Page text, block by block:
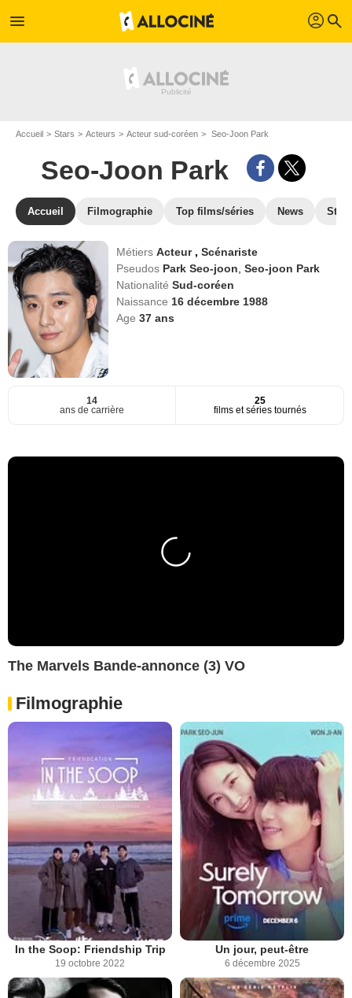
menu profil search
Accueil Stars Acteurs Acteur sud-coréen Seo-Joon Park
Seo-Joon Park
Accueil Filmographie Top films/séries News
MétiersActeur ,Scénariste
Pseudos Park Seo-joon ,Seo-joon Park
NationalitéSud-coréen
Naissance 16 décembre 1988
Age37 ans
14
ans de carrière
25
films et séries tournés
The Marvels Bande-annonce (3) VO
Filmographie
In the Soop: Friendship Trip
19 octobre 2022
Un jour, peut-être
6 décembre 2025